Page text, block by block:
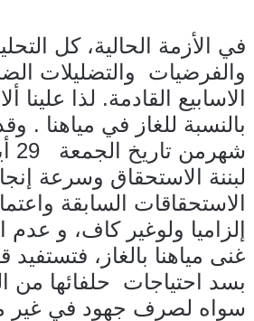
في الأزمة الحالية، كل
والفرضيات والتضليلات
الاسابيع القادمة. لذا
بالنسبة للغاز في مياهنا .
لبننة الاستحقاق وسرعة
الاستحقاقات السابقة
إلزاميا ولوغير كاف، و
غنى مياهنا بالغاز،
بسد احتياجات حلفائها من
سواه لصرف جهود في غير